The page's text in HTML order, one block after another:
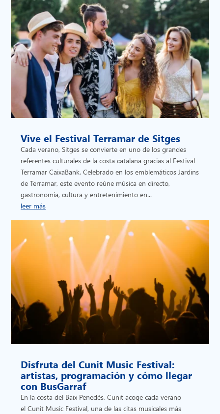
Vive el Festival Terramar de Sitges
Cada verano, Sitges se convierte en uno de los grandes
referentes culturales de la costa catalana gracias al Festival
Terramar CaixaBank. Celebrado en los emblemáticos Jardins
de Terramar, este evento reúne música en directo,
gastronomía, cultura y entretenimiento en...
leer más
Disfruta del Cunit Music Festival:
artistas, programación y cómo llegar
con BusGarraf
En la costa del Baix Penedès, Cunit acoge cada verano
el Cunit Music Festival, una de las citas musicales más